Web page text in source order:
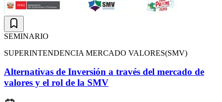
SEMINARIO
SUPERINTENDENCIA MERCADO VALORES(SMV)
Alternativas de Inversión a través del mercado de
valores y el rol de la SMV